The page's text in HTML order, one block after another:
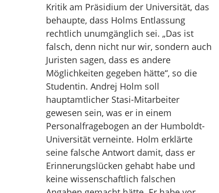
Kritik am Präsidium der Universität, das
behaupte, dass Holms Entlassung
rechtlich unumgänglich sei. „Das ist
falsch, denn nicht nur wir, sondern auch
Juristen sagen, dass es andere
Möglichkeiten gegeben hätte“, so die
Studentin. Andrej Holm soll
hauptamtlicher Stasi-Mitarbeiter
gewesen sein, was er in einem
Personalfragebogen an der Humboldt-
Universität verneinte. Holm erklärte
seine falsche Antwort damit, dass er
Erinnerungslücken gehabt habe und
keine wissenschaftlich falschen